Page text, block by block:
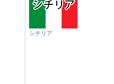
シチリア